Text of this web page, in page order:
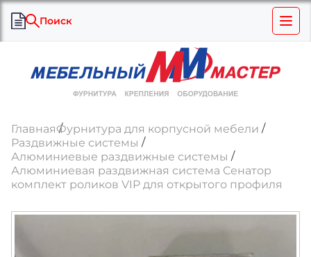
Поиск
ГлавнаяФурнитура для корпусной мебели
Раздвижные системы
Алюминиевые раздвижные системы
Алюминиевая раздвижная система Сенатор
комплект роликов VIP для открытого профиля